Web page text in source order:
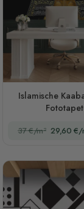
Islamische
37 €/m² 29,60 €/